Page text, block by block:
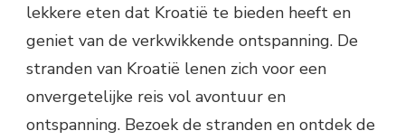
lekkere eten dat Kroatië te bieden heeft en
geniet van de verkwikkende ontspanning. De
stranden van Kroatië lenen zich voor een
onvergetelijke reis vol avontuur en
ontspanning. Bezoek de stranden en ontdek de